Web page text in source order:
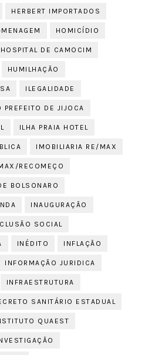
HERBERT IMPORTADOS
HOMICÍDIO
HOSPITAL DE CAMOCIM
HUMILHAÇÃO
ILEGALIDADE
PREFEITO DE JIJOCA
ILHA PRAIA HOTEL
IMOBILIARIA RE/MAX
RECOMEÇO
BOLSONARO
INAUGURAÇÃO
SOCIAL
INÉDITO INFLAÇÃO
INFORMAÇÃO JURIDICA
INFRAESTRUTURA
SANITÁRIO ESTADUAL
QUAEST